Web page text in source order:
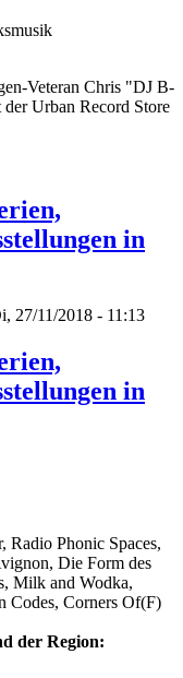
Veteran Chris "DJ B-
Urban Record Store
in
27/11/2018 - 11:13
in
Radio Phonic Spaces,
Die Form des
Milk and Wodka,
Codes, Corners Of(F)
der Region: